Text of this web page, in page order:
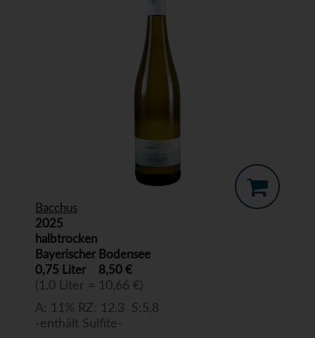
Bacchus
2025
halbtrocken
Bayerischer Bodensee
0,75 Liter
8,50 €
(1,0 Liter = 10,66 €)
A: 11% RZ: 12,3 S:5,8
-enthält Sulfite-